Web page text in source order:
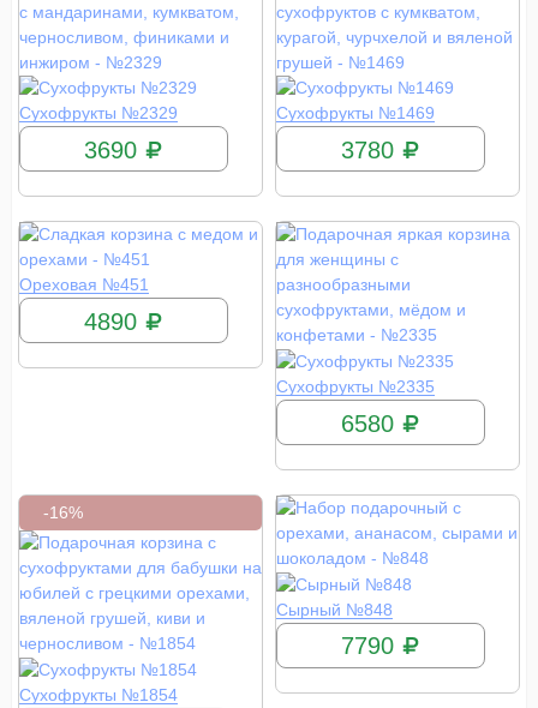
Сухофрукты №2329
КУПИТЬ
3690
Сухофрукты №1469
КУПИТЬ
3780
Ореховая №451
КУПИТЬ
4890
Сухофрукты №2335
КУПИТЬ
6580
-16%
Сухофрукты №1854
КУПИТЬ
Сырный №848
КУПИТЬ
7790